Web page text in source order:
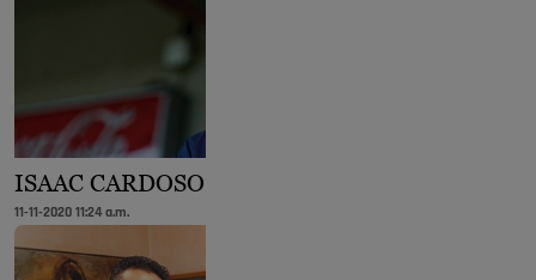
ISAAC CARDOSO
11-11-2020 11:24 a.m.